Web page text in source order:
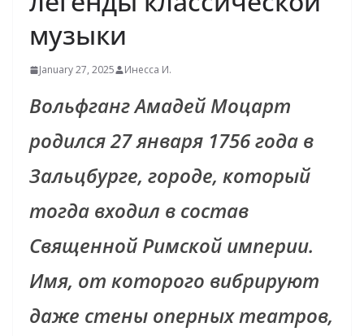
музыки
January 27, 2025 Инесса И.
Вольфганг Амадей Моцарт
родился 27 января 1756 года в
Зальцбурге, городе, который
тогда входил в состав
Священной Римской империи.
Имя, от которого вибрируют
даже стены оперных театров,